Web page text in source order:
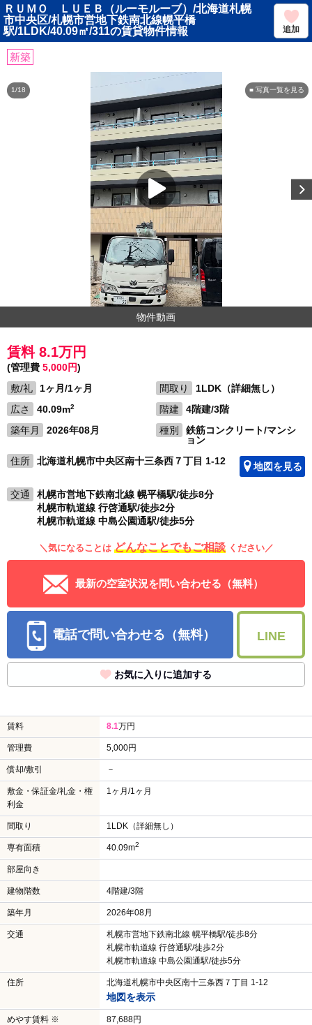
ＲＵＭＯ ＬＵＥＢ（ルーモルーブ）/北海道札幌
市中央区/札幌市営地下鉄南北線幌平橋
駅/1LDK/40.09㎡/311の賃貸物件情報
追加
新築
■ 写真一覧を見る
1/18
物件動画
賃料 8.1万円
(管理費 5,000円)
敷/礼
1ヶ月/1ヶ月 間取り
1LDK（詳細無し）
広さ
40.09m2 階建
4階建/3階
築年月
2026年08月 種別
鉄筋コンクリート/マンシ
ョン
住所
北海道札幌市中央区南十三条西７丁目 1-12 地図を見る
交通
札幌市営地下鉄南北線 幌平橋駅/徒歩8分
札幌市軌道線 行啓通駅/徒歩2分
札幌市軌道線 中島公園通駅/徒歩5分
＼気になることは どんなことでもご相談 ください／
最新の空室状況を問い合わせる（無料）
電話で問い合わせる（無料） LINE
お気に入りに追加する
賃料 8.1万円
管理費 5,000円
償却/敷引 －
敷金・保証金/礼金・権
利金
1ヶ月/1ヶ月
間取り 1LDK（詳細無し）
専有面積 40.09m2
部屋向き
建物階数 4階建/3階
築年月 2026年08月
交通
札幌市営地下鉄南北線 幌平橋駅/徒歩8分
札幌市軌道線 行啓通駅/徒歩2分
札幌市軌道線 中島公園通駅/徒歩5分
住所 北海道札幌市中央区南十三条西７丁目 1-12
地図を表示
めやす賃料 ※
87,688円